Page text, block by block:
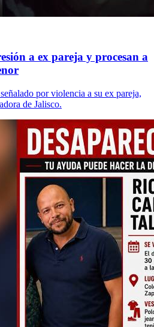
a ex pareja y procesan a
por violencia a su ex pareja,
de Jalisco.